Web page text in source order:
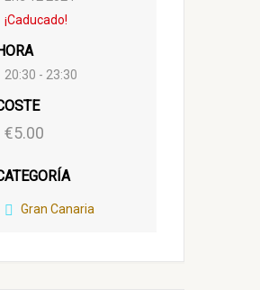
¡Caducado!
20:30 - 23:30
€5.00
Gran Canaria